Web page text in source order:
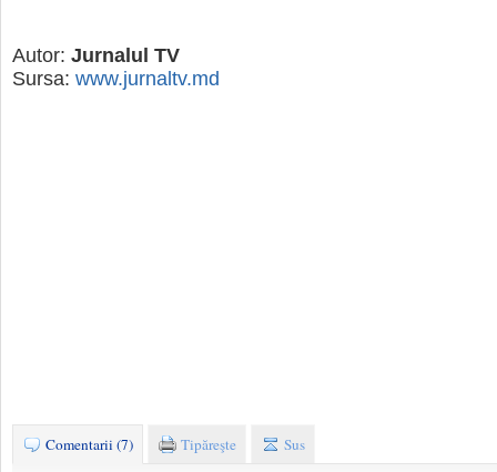
Autor: Jurnalul TV
Sursa: www.jurnaltv.md
Comentarii (7) Tipăreşte Sus